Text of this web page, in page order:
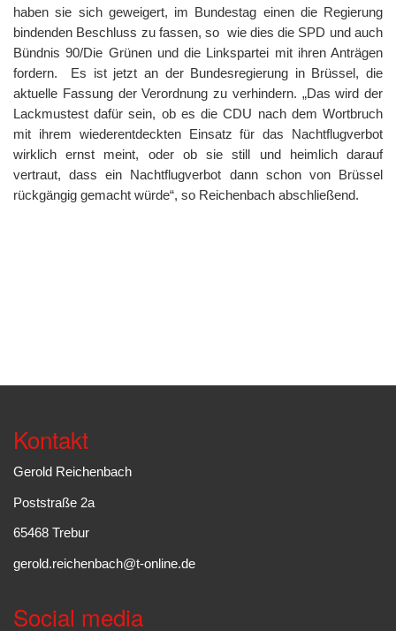
haben sie sich geweigert, im Bundestag einen die Regierung
bindenden Beschluss zu fassen, so wie dies die SPD und auch
Bündnis 90/Die Grünen und die Linkspartei mit ihren Anträgen
fordern. Es ist jetzt an der Bundesregierung in Brüssel, die
aktuelle Fassung der Verordnung zu verhindern. „Das wird der
Lackmustest dafür sein, ob es die CDU nach dem Wortbruch
mit ihrem wiederentdeckten Einsatz für das Nachtflugverbot
wirklich ernst meint, oder ob sie still und heimlich darauf
vertraut, dass ein Nachtflugverbot dann schon von Brüssel
rückgängig gemacht würde“, so Reichenbach abschließend.
Kontakt
Gerold Reichenbach
Poststraße 2a
65468 Trebur
gerold.reichenbach@t-online.de
Social media